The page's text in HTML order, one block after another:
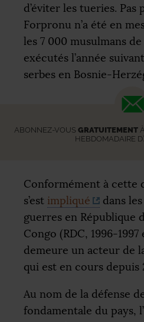
d’éviter les tueries. Pas
Forpronu n’a été en
les 7 000 musulmans
exécutés l’année
serbes en Bosnie-
ABONNEZ-VOUS GRATUITEMENTÀ
HEBDOMADAIRE
Conformément à cette
s’est impliqué
dans
guerres en République
Congo (RDC, 1996-
demeure un acteur de
qui est en cours depuis
Au nom de la défense
fondamentale du pays,